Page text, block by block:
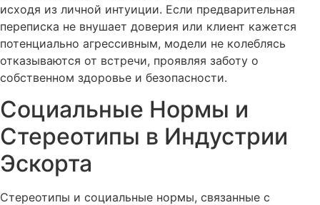
исходя из личной интуиции. Если предварительная
переписка не внушает доверия или клиент кажется
потенциально агрессивным, модели не колеблясь
отказываются от встречи, проявляя заботу о
собственном здоровье и безопасности.
Социальные Нормы и
Стереотипы в Индустрии
Эскорта
Стереотипы и социальные нормы, связанные с